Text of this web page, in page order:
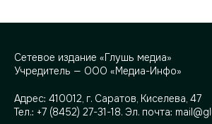
Сетевое издание «Глушь медиа»
Учредитель — ООО «Медиа-Инфо»
Адрес: 410012, г. Саратов, Киселева, 47
Тел.: +7 (8452) 27-31-18. Эл. почта: